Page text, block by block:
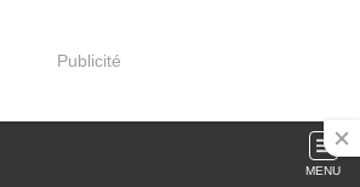
Publicité
MENU